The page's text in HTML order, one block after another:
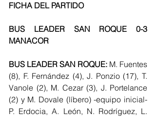
FICHA DEL PARTIDO
BUS LEADER SAN ROQUE 0-3
MANACOR
BUS LEADER SAN ROQUE: M. Fuentes
(8), F. Fernández (4), J. Ponzio (17), T.
Vanole (2), M. Cezar (3), J. Portelance
(2) y M. Dovale (líbero) -equipo inicial-
P. Erdocia, A. León, N. Rodríguez, L.